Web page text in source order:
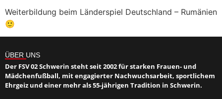
Weiterbildung beim Länderspiel Deutschland – Rumänien
🙂
ÜBER UNS
Der FSV 02 Schwerin steht seit 2002 für starken Frauen- und
Mädchenfußball, mit engagierter Nachwuchsarbeit, sportlichem
Ehrgeiz und einer mehr als 55-jährigen Tradition in Schwerin.